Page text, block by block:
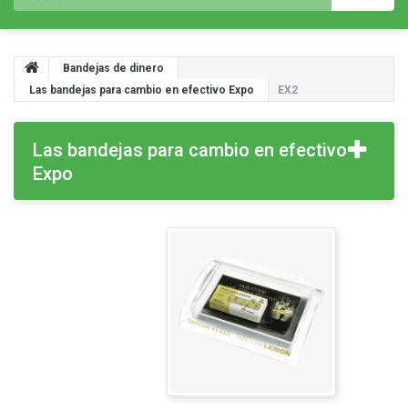
Bandejas de dinero
Las bandejas para cambio en efectivo Expo
EX2
Las bandejas para cambio en efectivo
Expo